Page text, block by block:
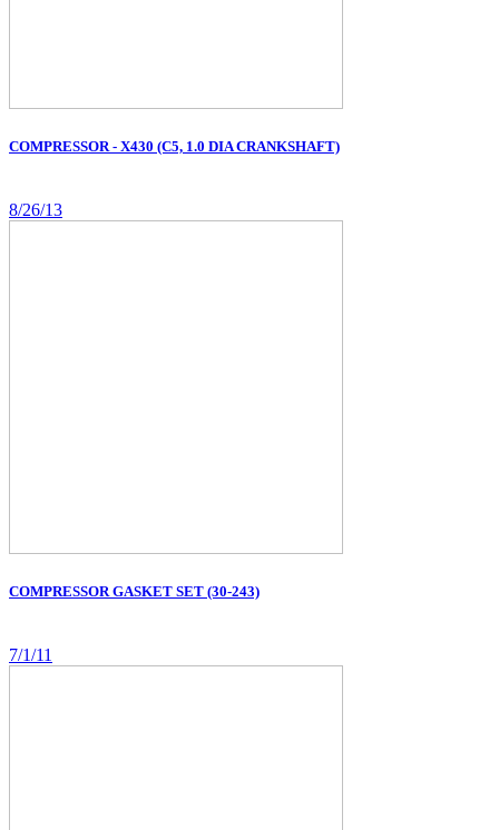
COMPRESSOR - X430 (C5, 1.0 DIA CRANKSHAFT)
8/26/13
COMPRESSOR GASKET SET (30-243)
7/1/11